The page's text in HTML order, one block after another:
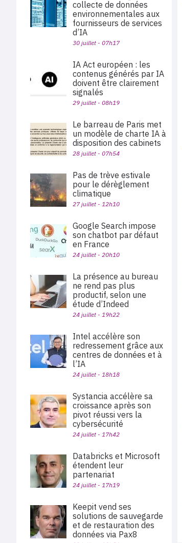
collecte de données
environnementales aux
fournisseurs de services
d’IA
30 juillet - 07h17
IA Act européen : les
contenus générés par IA
doivent être clairement
signalés
29 juillet - 08h19
Le barreau de Paris met
un modèle de charte IA à
disposition des cabinets
28 juillet - 07h54
Pas de trève estivale
pour le dérèglement
climatique
27 juillet - 12h10
Google Search impose
son chatbot par défaut
en France
24 juillet - 20h10
La présence au bureau
ne rend pas plus
productif, selon une
étude d’Indeed
24 juillet - 19h22
Intel accélère son
redressement grâce aux
centres de données et à
l’IA
24 juillet - 18h18
Systancia accélère sa
croissance après son
pivot réussi vers la
cybersécurité
24 juillet - 17h42
Databricks et Microsoft
étendent leur
partenariat
24 juillet - 17h19
Keepit vend ses
solutions de sauvegarde
et de restauration des
données via Pax8